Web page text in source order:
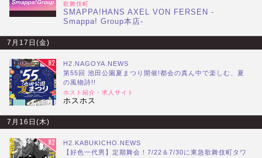
歌舞伎町
SMAPPA!HANS AXEL VON FERSEN -
Smappa! Group本店-
7月17日(金)
H2.NAGOYA.NEWS
第55回 池田公園夏まつり開催!都会の真ん中で楽しむ、夏
の風物詩!!
ホスト紹介・求人サイト
ホスホス
7月16日(木)
H2.KABUKICHO.NEWS
【好色一代男】定期舞会！7/22＆7/30に東急歌舞伎町タワ